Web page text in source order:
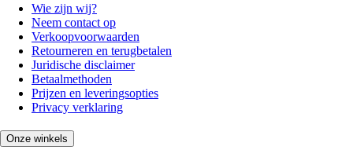
Wie zijn wij?
Neem contact op
Verkoopvoorwaarden
Retourneren en terugbetalen
Juridische disclaimer
Betaalmethoden
Prijzen en leveringsopties
Privacy verklaring
Onze winkels